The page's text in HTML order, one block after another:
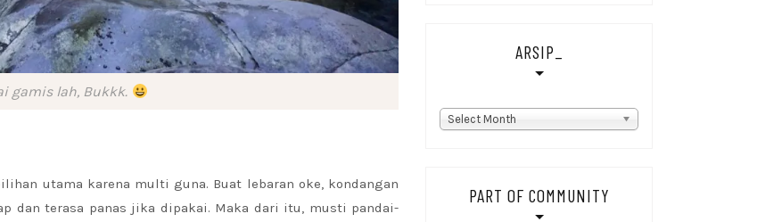
gamis lah, Bukkk.
utama karena multi guna. Buat lebaran oke, kondangan
dan terasa panas jika dipakai. Maka dari itu, musti pandai-
ARSIP_
Arsip_
Select Month
PART OF COMMUNITY